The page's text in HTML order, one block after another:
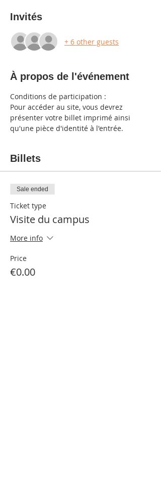
Invités
+ 6 other guests
À propos de l'événement
Conditions de participation :
Pour accéder au site, vous devrez
présenter votre billet imprimé ainsi
qu'une pièce d'identité à l'entrée.
Billets
Sale ended
Ticket type
Visite du campus
More info
Price
€0.00